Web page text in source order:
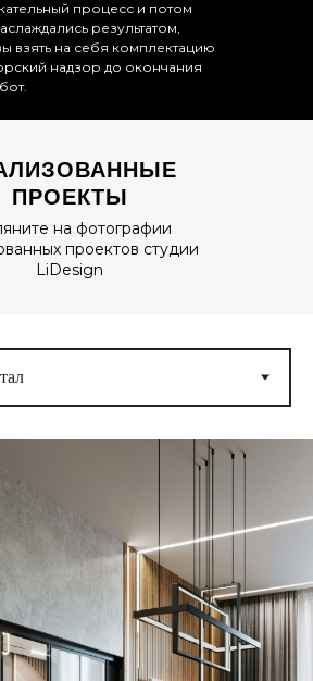
процесс и потом
результатом,
взять на себя комплектацию
надзор до окончания
ПРОЕКТЫ
на фотографии
проектов студии
LiDesign